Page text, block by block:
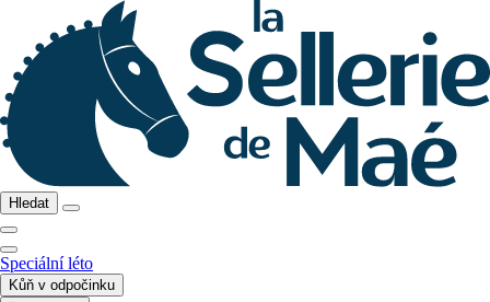
Hledat
Speciální léto
Kůň v odpočinku